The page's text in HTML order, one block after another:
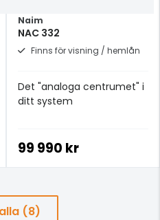
Naim
NAC 332
Finns för visning / hemlån
Det "analoga centrumet" i
ditt system
99 990 kr
(8)